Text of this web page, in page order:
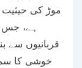
موڑ کی
ہے، جس
قربانیوں سے
خوشی کا